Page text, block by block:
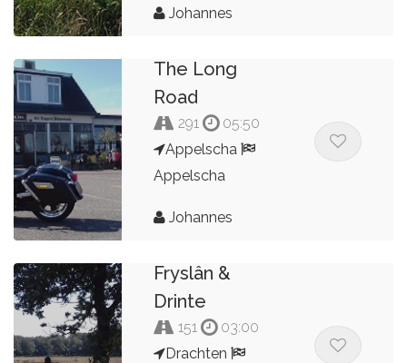
Johannes
The Long
Road
291
05:50
Appelscha
Appelscha
Johannes
Fryslân &
Drinte
151
03:00
Drachten